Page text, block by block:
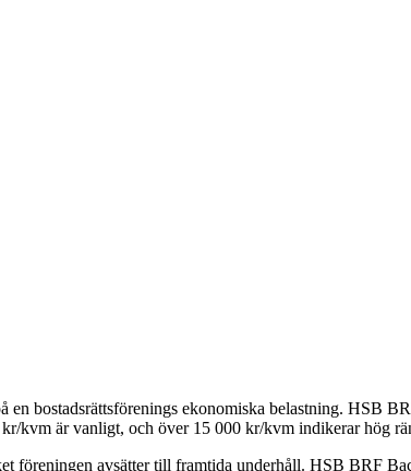
en bostadsrättsförenings ekonomiska belastning. HSB
kvm är vanligt, och över 15 000 kr/kvm indikerar hög
föreningen avsätter till framtida underhåll. HSB BRF